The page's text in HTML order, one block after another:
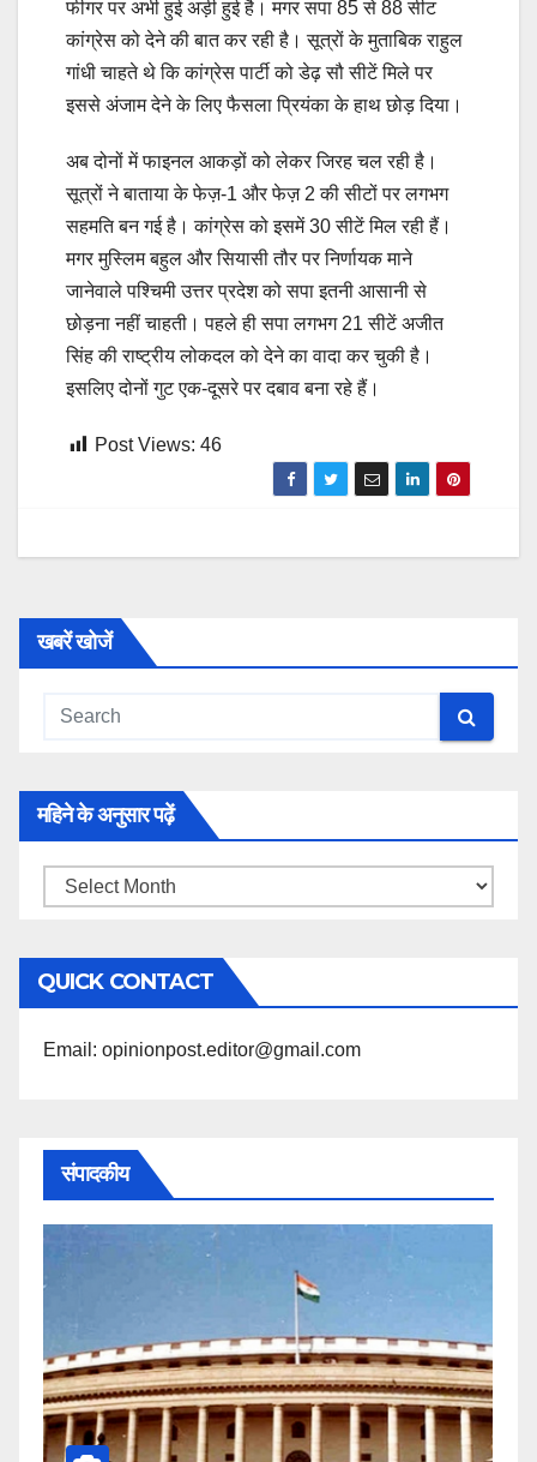
फीगर पर अभी हुई अड़ी हुई है। मगर सपा 85 से 88 सीट
कांग्रेस को देने की बात कर रही है। सूत्रों के मुताबिक राहुल
गांधी चाहते थे कि कांग्रेस पार्टी को डेढ़ सौ सीटें मिले पर
इससे अंजाम देने के लिए फैसला प्रियंका के हाथ छोड़ दिया।
अब दोनों में फाइनल आकड़ों को लेकर जिरह चल रही है।
सूत्रों ने बाताया के फेज़-1 और फेज़ 2 की सीटों पर लगभग
सहमति बन गई है। कांग्रेस को इसमें 30 सीटें मिल रही हैं।
मगर मुस्लिम बहुल और सियासी तौर पर निर्णायक माने
जानेवाले पश्चिमी उत्तर प्रदेश को सपा इतनी आसानी से
छोड़ना नहीं चाहती। पहले ही सपा लगभग 21 सीटें अजीत
सिंह की राष्ट्रीय लोकदल को देने का वादा कर चुकी है।
इसलिए दोनों गुट एक-दूसरे पर दबाव बना रहे हैं।
Post Views: 46
खबरें खोजें
महिने के अनुसार पढ़ें
महिने
अनुसार
पढ़ें
QUICK CONTACT
Email: opinionpost.editor@gmail.com
संपादकीय